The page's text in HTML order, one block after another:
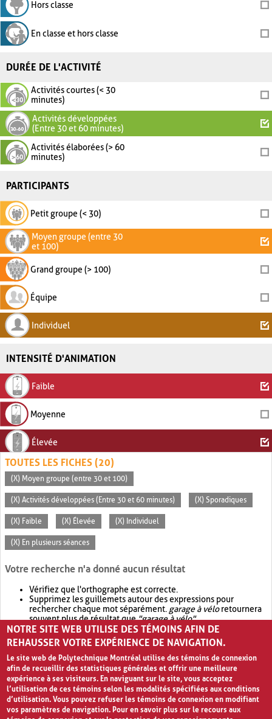
Hors classe
En classe et hors classe
DURÉE DE L'ACTIVITÉ
Activités courtes (< 30
minutes)
Activités développées
(Entre 30 et 60 minutes)
Activités élaborées (> 60
minutes)
PARTICIPANTS
Petit groupe (< 30)
Moyen groupe (entre 30
et 100)
Grand groupe (> 100)
Équipe
Individuel
INTENSITÉ D'ANIMATION
Faible
Moyenne
Élevée
TOUTES LES FICHES (20)
(X) Moyen groupe (entre 30 et 100)
(X) Activités développées (Entre 30 et 60 minutes) (X) Sporadiques
(X) Faible (X) Élevée (X) Individuel
(X) En plusieurs séances
Votre recherche n'a donné aucun résultat
Vérifiez que l'orthographe est correcte.
Supprimez les guillemets autour des expressions pour
rechercher chaque mot séparément. garage à véloretournera
souvent plus de résultat que"garage à vélo".
Envisagez d'élargir votre recherche avec OR.garage OR vélo
retournera souvent plus de résultat quegarage à vélo
NOTRE SITE WEB UTILISE DES TÉMOINS AFIN DE
REHAUSSER VOTRE EXPÉRIENCE DE NAVIGATION.
Le site web de Polytechnique Montréal utilise des témoins de connexion
afin de recueillir des statistiques générales et offrir une meilleure
expérience à ses visiteurs. En naviguant sur le site, vous acceptez
l’utilisation de ces témoins selon les modalités spécifiées aux conditions
d’utilisation. Vous pouvez refuser les témoins de connexion en modifiant
vos paramètres de navigation. Pour en savoir plus sur le recours aux